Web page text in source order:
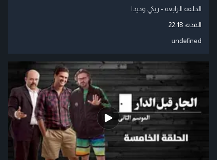
الحلقة الرابعة - ريكي وحيدا
المدة: 22:18
undefined